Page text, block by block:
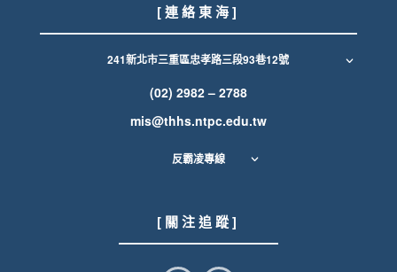
[ 連 絡 東 海 ]
241新北市三重區忠孝路三段93巷12號
(02) 2982 – 2788
mis@thhs.ntpc.edu.tw
反霸凌專線
[ 關 注 追 蹤 ]